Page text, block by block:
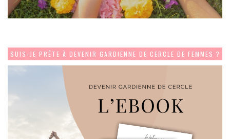
SUIS-JE PRÊTE À DEVENIR GARDIENNE DE CERCLE DE FEMMES ?